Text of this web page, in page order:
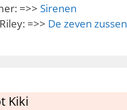
=>> Sirenen
=>> De zeven zussen
Kiki